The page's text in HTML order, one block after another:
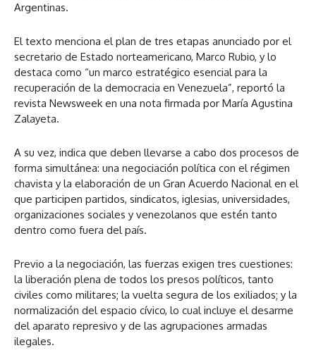
Argentinas.
El texto menciona el plan de tres etapas anunciado por el
secretario de Estado norteamericano, Marco Rubio, y lo
destaca como “un marco estratégico esencial para la
recuperación de la democracia en Venezuela”, reportó la
revista Newsweek en una nota firmada por María Agustina
Zalayeta.
A su vez, indica que deben llevarse a cabo dos procesos de
forma simultánea: una negociación política con el régimen
chavista y la elaboración de un Gran Acuerdo Nacional en el
que participen partidos, sindicatos, iglesias, universidades,
organizaciones sociales y venezolanos que estén tanto
dentro como fuera del país.
Previo a la negociación, las fuerzas exigen tres cuestiones:
la liberación plena de todos los presos políticos, tanto
civiles como militares; la vuelta segura de los exiliados; y la
normalización del espacio cívico, lo cual incluye el desarme
del aparato represivo y de las agrupaciones armadas
ilegales.